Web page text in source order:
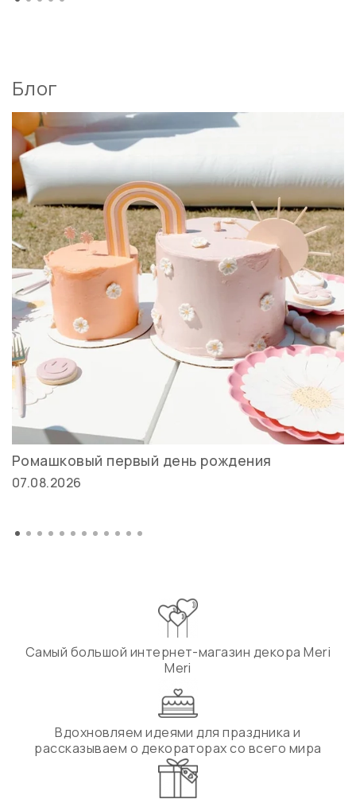
Блог
Ромашковый первый день рождения
07.08.2026
Самый большой интернет-магазин декора Meri
Meri
Вдохновляем идеями для праздника и
рассказываем о декораторах со всего мира